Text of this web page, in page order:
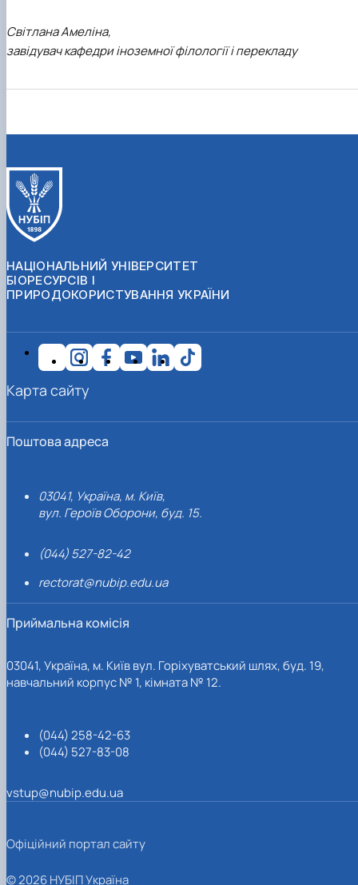
Світлана Амеліна,
завідувач кафедри іноземної філології і перекладу
НАЦІОНАЛЬНИЙ УНІВЕРСИТЕТ
БІОРЕСУРСІВ І
ПРИРОДОКОРИСТУВАННЯ УКРАЇНИ
Поштова адреса
03041, Україна, м. Київ,
вул. Героїв Оборони, буд. 15.
(044) 527-82-42
rectorat@nubip.edu.ua
Приймальна комісія
03041, Україна, м. Київ вул. Горіхуватський шлях, буд. 19,
навчальний корпус № 1, кімната № 12.
(044) 258-42-63
(044) 527-83-08
vstup@nubip.edu.ua
Карта сайту
Офіційний портал сайту
© 2026 НУБІП Україна